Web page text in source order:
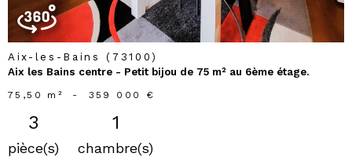
Aix-les-Bains (73100)
Aix les Bains centre - Petit bijou de 75 m² au 6ème étage.
75,50 m² - 359 000 €
3
pièce(s)
1
chambre(s)